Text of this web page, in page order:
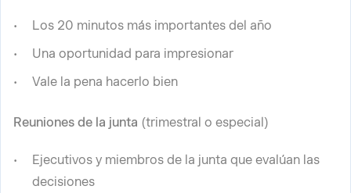
Los 20 minutos más importantes del año
Una oportunidad para impresionar
Vale la pena hacerlo bien
Reuniones de la junta (trimestral o especial)
Ejecutivos y miembros de la junta que evalúan las
decisiones